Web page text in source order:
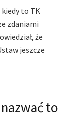
kiedy to TK
zdaniami
że
jeszcze
to